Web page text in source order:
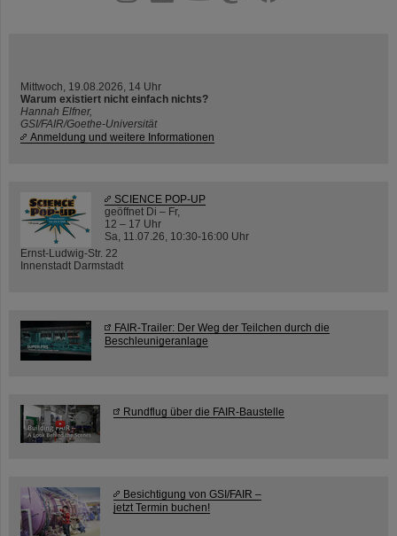
Mittwoch, 19.08.2026, 14 Uhr
Warum existiert nicht einfach nichts?
Hannah Elfner,
GSI/FAIR/Goethe-Universität
Anmeldung und weitere Informationen
SCIENCE POP-UP
geöffnet Di – Fr,
12 – 17 Uhr
Sa, 11.07.26, 10:30-16:00 Uhr
Ernst-Ludwig-Str. 22
Innenstadt Darmstadt
FAIR-Trailer: Der Weg der Teilchen durch die
Beschleunigeranlage
Rundflug über die FAIR-Baustelle
Besichtigung von GSI/FAIR –
jetzt Termin buchen!